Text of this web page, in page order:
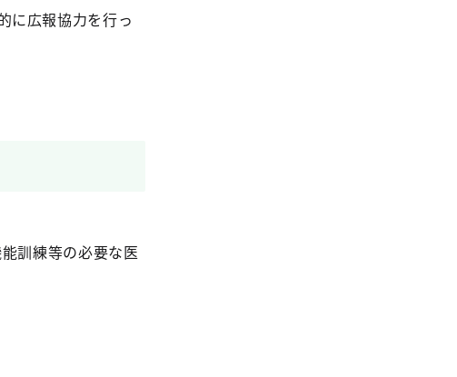
に広報協力を行っ
訓練等の必要な医